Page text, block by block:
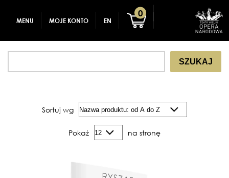
MENU MOJE KONTO EN
0
DLA DZIECI
ZALOGUJ
SZUKAJ
Sortuj wg
Pokaż na stronę